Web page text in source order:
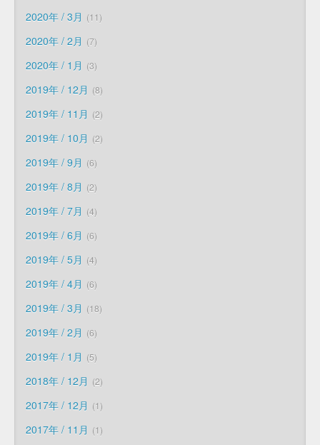
2020年 / 3月 11
2020年 / 2月 7
2020年 / 1月 3
2019年 / 12月 8
2019年 / 11月 2
2019年 / 10月 2
2019年 / 9月 6
2019年 / 8月 2
2019年 / 7月 4
2019年 / 6月 6
2019年 / 5月 4
2019年 / 4月 6
2019年 / 3月 18
2019年 / 2月 6
2019年 / 1月 5
2018年 / 12月 2
2017年 / 12月 1
2017年 / 11月 1